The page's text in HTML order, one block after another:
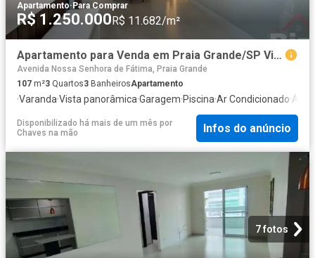
Apartamento· Para Comprar
R$ 1.250.000 R$ 11.682/m²
Apartamento para Venda em Praia Grande/SP Vila Caiçara 3 Quartos
Avenida Nossa Senhora de Fátima, Praia Grande
107 m²3 Quartos3 BanheirosApartamento
·Varanda·Vista panorâmica·Garagem·Piscina·Ar Condicionado·
Disponibilizado há mais de um mês por
Chaves na mão
Infos do anúncio
7 fotos